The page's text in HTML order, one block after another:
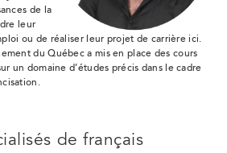
de la
leur
ou de réaliser leur projet de carrière ici.
du Québec a mis en place des cours
un domaine d’études précis dans le cadre
de français